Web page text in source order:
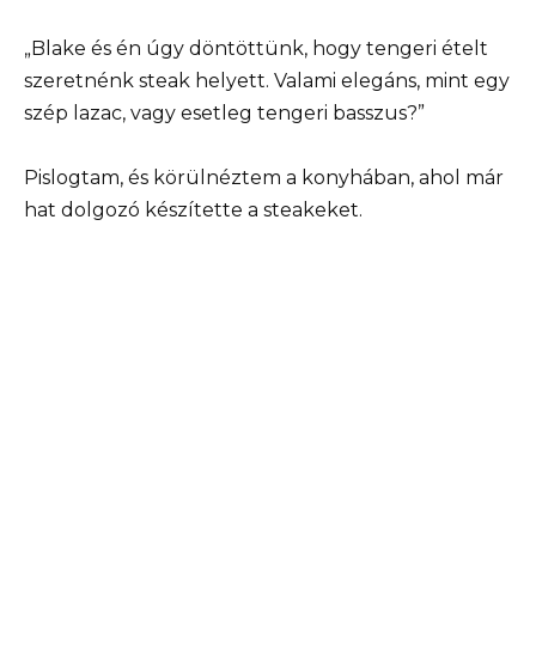
„Blake és én úgy döntöttünk, hogy tengeri ételt
szeretnénk steak helyett. Valami elegáns, mint egy
szép lazac, vagy esetleg tengeri basszus?”
Pislogtam, és körülnéztem a konyhában, ahol már
hat dolgozó készítette a steakeket.